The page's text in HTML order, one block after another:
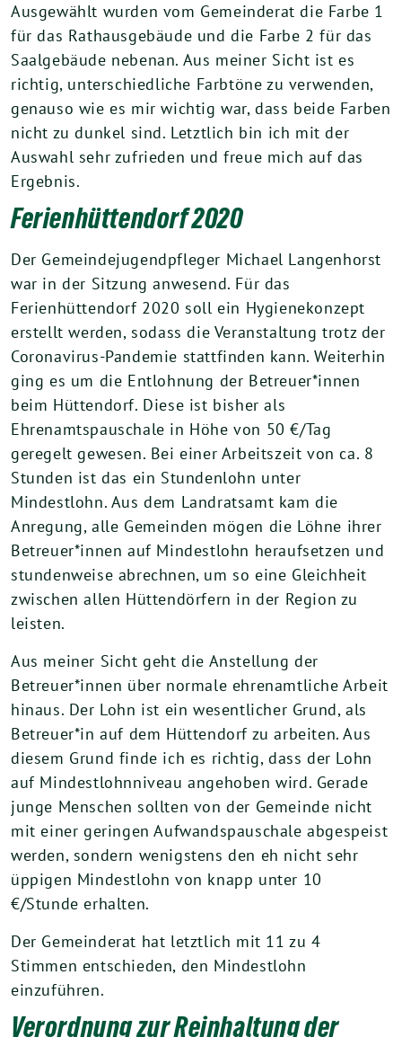
Ausgewählt wurden vom Gemeinderat die Farbe 1
für das Rathausgebäude und die Farbe 2 für das
Saalgebäude nebenan. Aus meiner Sicht ist es
richtig, unterschiedliche Farbtöne zu verwenden,
genauso wie es mir wichtig war, dass beide Farben
nicht zu dunkel sind. Letztlich bin ich mit der
Auswahl sehr zufrieden und freue mich auf das
Ergebnis.
Ferienhüttendorf 2020
Der Gemeindejugendpfleger Michael Langenhorst
war in der Sitzung anwesend. Für das
Ferienhüttendorf 2020 soll ein Hygienekonzept
erstellt werden, sodass die Veranstaltung trotz der
Coronavirus-Pandemie stattfinden kann. Weiterhin
ging es um die Entlohnung der Betreuer*innen
beim Hüttendorf. Diese ist bisher als
Ehrenamtspauschale in Höhe von 50 €/Tag
geregelt gewesen. Bei einer Arbeitszeit von ca. 8
Stunden ist das ein Stundenlohn unter
Mindestlohn. Aus dem Landratsamt kam die
Anregung, alle Gemeinden mögen die Löhne ihrer
Betreuer*innen auf Mindestlohn heraufsetzen und
stundenweise abrechnen, um so eine Gleichheit
zwischen allen Hüttendörfern in der Region zu
leisten.
Aus meiner Sicht geht die Anstellung der
Betreuer*innen über normale ehrenamtliche Arbeit
hinaus. Der Lohn ist ein wesentlicher Grund, als
Betreuer*in auf dem Hüttendorf zu arbeiten. Aus
diesem Grund finde ich es richtig, dass der Lohn
auf Mindestlohnniveau angehoben wird. Gerade
junge Menschen sollten von der Gemeinde nicht
mit einer geringen Aufwandspauschale abgespeist
werden, sondern wenigstens den eh nicht sehr
üppigen Mindestlohn von knapp unter 10
€/Stunde erhalten.
Der Gemeinderat hat letztlich mit 11 zu 4
Stimmen entschieden, den Mindestlohn
einzuführen.
Verordnung zur Reinhaltung der